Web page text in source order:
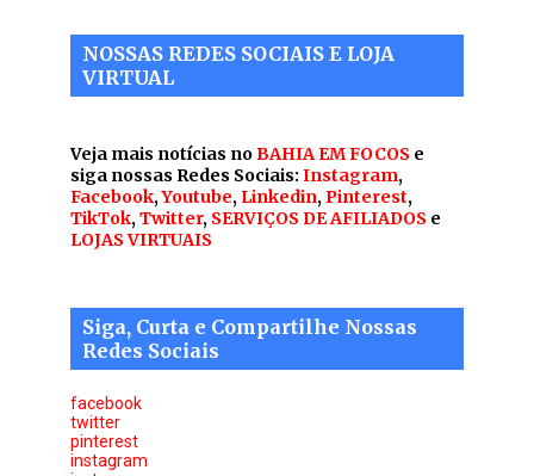
NOSSAS REDES SOCIAIS E LOJA
VIRTUAL
Veja mais notícias noBAHIA EM FOCOS e
siga nossas Redes Sociais: Instagram,
Facebook,Youtube, Linkedin,Pinterest,
TikTok,Twitter, SERVIÇOS DE AFILIADOS e
LOJAS VIRTUAIS
Siga, Curta e Compartilhe Nossas
Redes Sociais
facebook
twitter
pinterest
instagram